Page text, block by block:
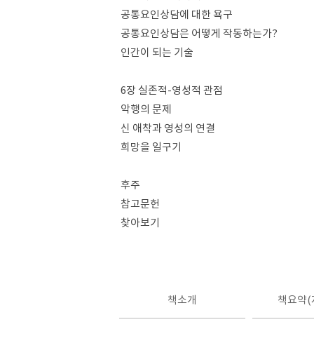
공통요인상담에 대한 욕구
공통요인상담은 어떻게 작동하는가?
인간이 되는 기술
6장 실존적-영성적 관점
악행의 문제
신 애착과 영성의 연결
희망을 일구기
후주
참고문헌
찾아보기
책소개 책요약(